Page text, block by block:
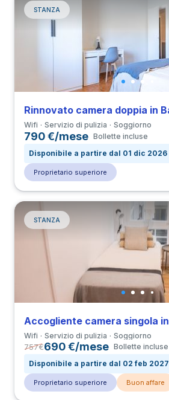
STANZA
Wifi Servizio di pulizia Soggiorno
790 €/mese Bollette incluse
Disponibile a partire dal 01 dic 2026
Proprietario superiore
STANZA
Wifi Servizio di pulizia Soggiorno
757€690 €/mese Bollette incluse
Disponibile a partire dal 02 feb 2027
Proprietario superiore Buon affare